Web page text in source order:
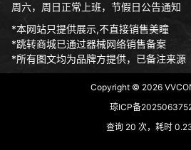
周六，周日正常上班，节假日公告通知
*本网站只提供展示,不直接销售美瞳
*跳转商城已通过器械网络销售备案
*所有图文均为品牌方提供，已备注来源
Copyright © 2026
琼ICP备
查询 20 次，耗时